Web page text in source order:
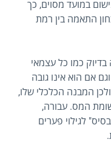
במועד מסוים, כך
התאמה בין רמת
כמו כל עצמאי
אם הוא אינו גובה
המבנה הכלכלי שלו,
שומת המס. עבורה,
לגילוי פערים